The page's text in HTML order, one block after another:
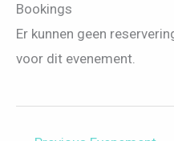
Bookings
Er kunnen geen
voor dit evenement.